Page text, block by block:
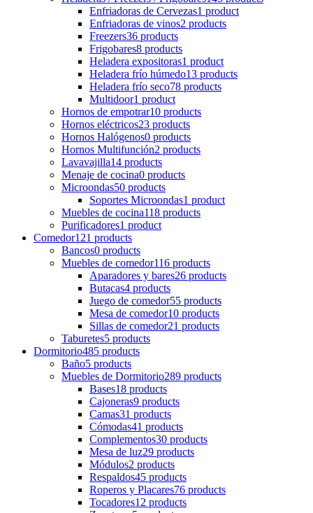
Enfriadoras de Cervezas1 product
Enfriadoras de vinos2 products
Freezers36 products
Frigobares8 products
Heladera expositoras1 product
Heladera frío húmedo13 products
Heladera frío seco78 products
Multidoor1 product
Hornos de empotrar10 products
Hornos eléctricos23 products
Hornos Halógenos0 products
Hornos Multifunción2 products
Lavavajilla14 products
Menaje de cocina0 products
Microondas50 products
Soportes Microondas1 product
Muebles de cocina118 products
Purificadores1 product
Comedor121 products
Bancos0 products
Muebles de comedor116 products
Aparadores y bares26 products
Butacas4 products
Juego de comedor55 products
Mesa de comedor10 products
Sillas de comedor21 products
Taburetes5 products
Dormitorio485 products
Baño5 products
Muebles de Dormitorio289 products
Bases18 products
Cajoneras9 products
Camas31 products
Cómodas41 products
Complementos30 products
Mesa de luz29 products
Módulos2 products
Respaldos45 products
Roperos y Placares76 products
Tocadores12 products